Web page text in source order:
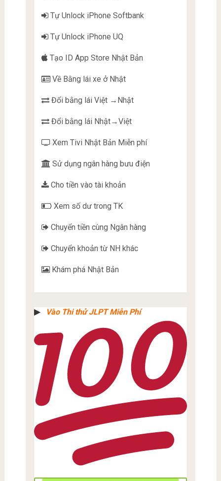
Tự Unlock iPhone Softbank
Tự Unlock iPhone UQ
Tạo ID App Store Nhật Bản
Về Bằng lái xe ở Nhật
Đổi bằng lái Việt →Nhật
Đổi bằng lái Nhật→Việt
Xem Tivi Nhật Bản Miễn phí
Sử dụng ngân hàng bưu điện
Cho tiền vào tài khoản
Xem số dư trong TK
Chuyển tiền cùng Ngân hàng
Chuyển khoản từ NH khác
Khám phá Nhật Bản
▶︎ Vào Thi thử JLPT Miễn Phí